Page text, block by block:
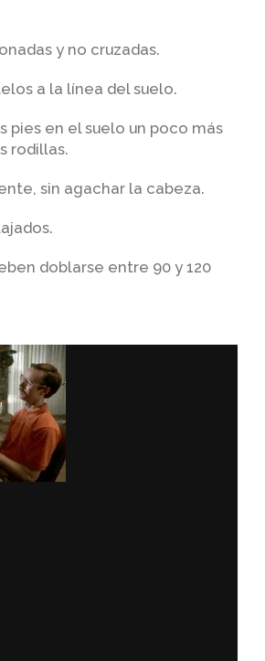
y no cruzadas.
a la línea del suelo.
pies en el suelo un poco más
rodillas.
sin agachar la cabeza.
doblarse entre 90 y 120